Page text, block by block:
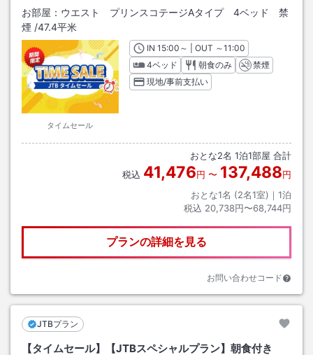
お部屋： ウエスト プリンスコテージAタイプ 4ベッド 禁
煙 /47.4平米
タイムセール
INチェックイン
15:00 ～ | OUT チェックアウト
～11:00
4ベッド
朝食のみ
禁煙
現地/事前支払い
おとな2名 1泊1部屋 合計
税込 41,476円 〜 137,488円
おとな1名 (2名1室)｜ 1泊
税込 20,738円〜68,744円
プランの詳細を見る
お問い合わせコード
JTBプラン
【タイムセール】【JTBスペシャルプラン】朝食付き